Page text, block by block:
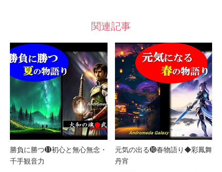
関連記事
勝負に勝つ⓫初心と無心無念・
千手観音力
元気の出る❿春物語り◆彩鳳舞
丹宵